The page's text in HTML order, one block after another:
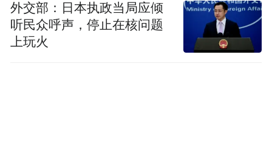
外交部：日本执政当局应倾
听民众呼声，停止在核问题
上玩火